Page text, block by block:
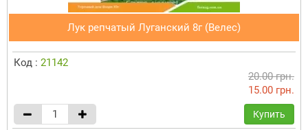
Лук репчатый Луганский 8г (Велес)
Код : 21142
20.00 грн.
15.00 грн.
Купить